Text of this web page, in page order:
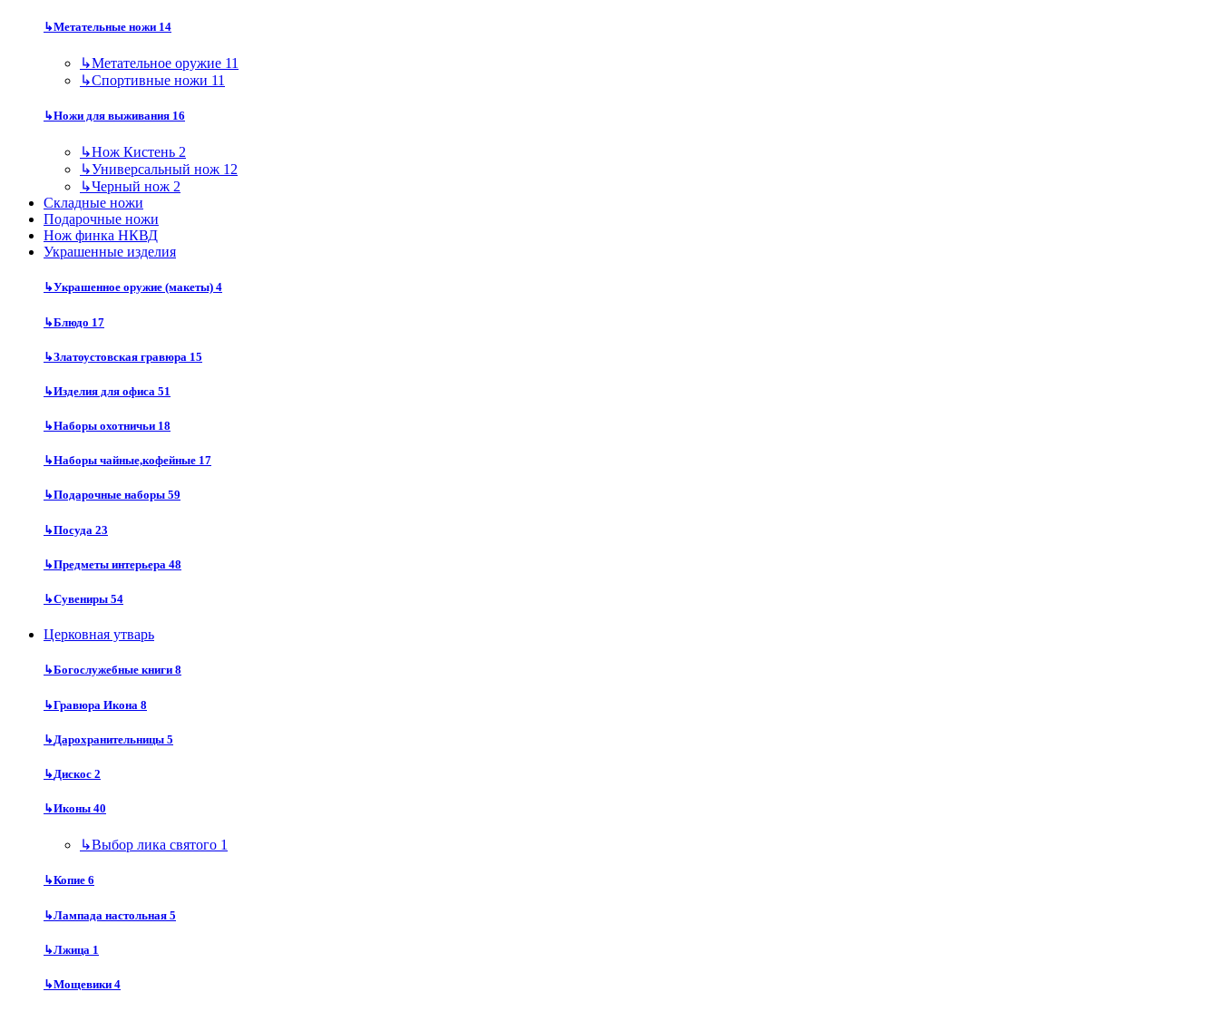
↳Метательные ножи 14
↳Метательное оружие 11
↳Спортивные ножи 11
↳Ножи для выживания 16
↳Нож Кистень 2
↳Универсальный нож 12
↳Черный нож 2
Складные ножи
Подарочные ножи
Нож финка НКВД
Украшенные изделия
↳Украшенное оружие (макеты) 4
↳Блюдо 17
↳Златоустовская гравюра 15
↳Изделия для офиса 51
↳Наборы охотничьи 18
↳Наборы чайные,кофейные 17
↳Подарочные наборы 59
↳Посуда 23
↳Предметы интерьера 48
↳Сувениры 54
Церковная утварь
↳Богослужебные книги 8
↳Гравюра Икона 8
↳Дарохранительницы 5
↳Дискос 2
↳Иконы 40
↳Выбор лика святого 1
↳Копие 6
↳Лампада настольная 5
↳Лжица 1
↳Мощевики 4